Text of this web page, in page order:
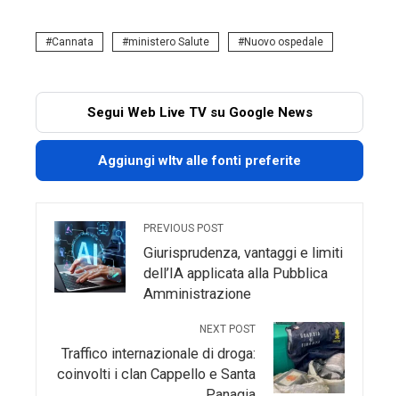
Cannata ministero Salute Nuovo ospedale
Segui Web Live TV su Google News
Aggiungi wltv alle fonti preferite
PREVIOUS POST
Giurisprudenza, vantaggi e limiti
dell’IA applicata alla Pubblica
Amministrazione
NEXT POST
Traffico internazionale di droga:
coinvolti i clan Cappello e Santa